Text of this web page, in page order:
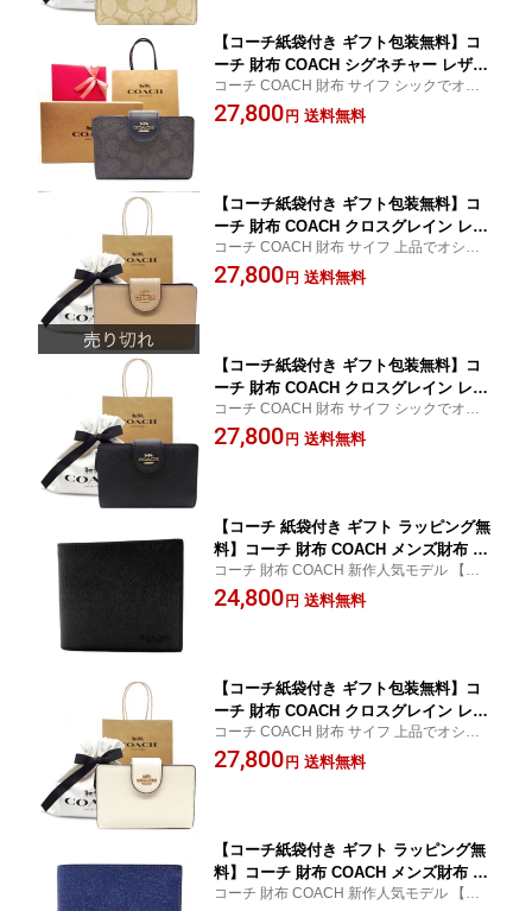
【コーチ紙袋付き ギフト包装無料】コ
ーチ 財布 COACH シグネチャー レザー
二つ折り財布 CW786 IMXAQ C0082 CO
ACH ブランド サイフ【新作 新品】【C
コーチ COACH 財布 サイフ シックでオシャ
レな二つ折り財布♪
27,800 円 送料無料
【コーチ紙袋付き ギフト包装無料】コ
ーチ 財布 COACH クロスグレイン レザ
ー 二つ折り財布 6390 IMTAU COACH
【新作 新品】【COACH コーチ】【サイ
コーチ COACH 財布 サイフ 上品でオシャレ
な二つ折り財布♪
27,800 円 送料無料
【コーチ紙袋付き ギフト包装無料】コ
ーチ 財布 COACH クロスグレイン レザ
ー 二つ折り財布 6390 IMBLK COACH
【新作 新品】【COACH コーチ】【サイ
コーチ COACH 財布 サイフ シックでオシャ
レな二つ折り財布♪
27,800 円 送料無料
【コーチ 紙袋付き ギフト ラッピング無
料】コーチ 財布 COACH メンズ財布 ク
ロスグレイン レザー 二つ折り財布 コイ
ンケース付き CU371 QB/BK ブラック
コーチ 財布 COACH 新作人気モデル 【コ
−チ サイフ さいふ】
24,800 円 送料無料
【コーチ紙袋付き ギフト包装無料】コ
ーチ 財布 COACH クロスグレイン レザ
ー 二つ折り財布 6390 IMCHK COACH
【新作 新品】【COACH コーチ】【サイ
コーチ COACH 財布 サイフ 上品でオシャレ
な二つ折り財布♪
27,800 円 送料無料
【コーチ紙袋付き ギフト ラッピング無
料】コーチ 財布 COACH メンズ財布 ク
ロスグレイン レザー 二つ折り財布 コイ
コーチ 財布 COACH 新作人気モデル 【コ